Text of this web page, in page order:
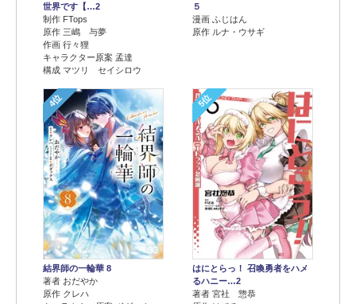
世界です【…2
制作 FTops
原作 三嶋 与夢
作画 行々狸
キャラクター原案 孟達
構成 マツリ セイシロウ
５
漫画 ふじはん
原作 ルナ・ウサギ
4位
結界師の一輪華 8
著者 おだやか
原作 クレハ
5位
はにとらっ！ 召喚勇者をハメ
るハニー…2
著者 宮社 惣恭